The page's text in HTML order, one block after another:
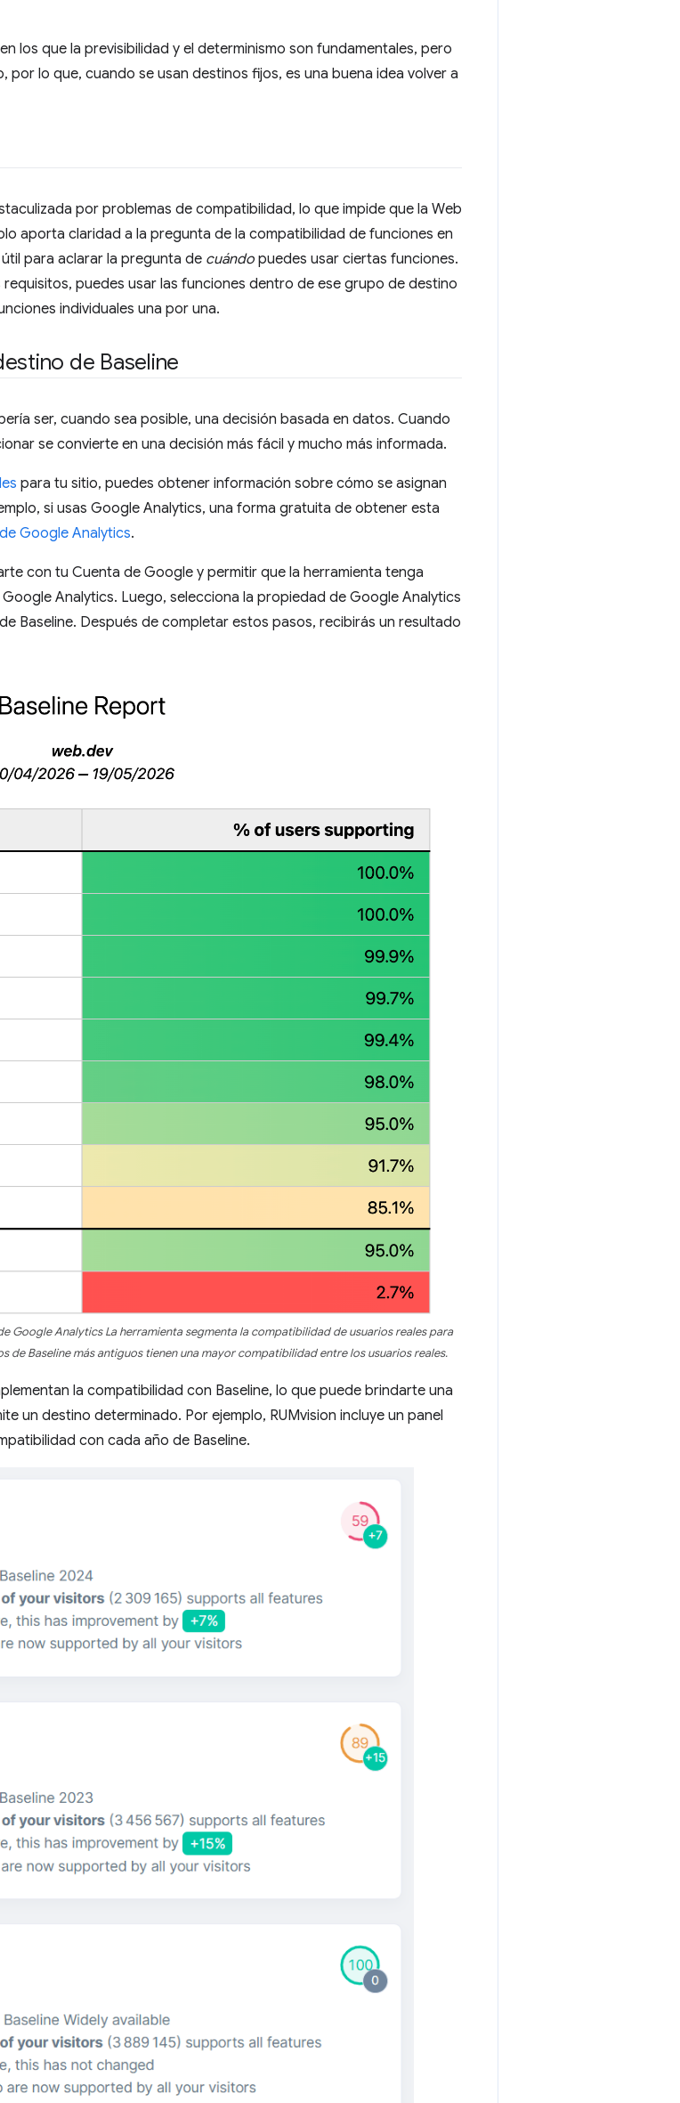
los que la previsibilidad y el determinismo son fundamentales, pero
lo que, cuando se usan destinos fijos, es una buena idea volver a
por problemas de compatibilidad, lo que impide que la Web
aporta claridad a la pregunta de la compatibilidad de funciones en
para aclarar la pregunta de cuándo puedes usar ciertas funciones.
puedes usar las funciones dentro de ese grupo de destino
individuales una por una.
de Baseline
ser, cuando sea posible, una decisión basada en datos. Cuando
se convierte en una decisión más fácil y mucho más informada.
para tu sitio, puedes obtener información sobre cómo se asignan
si usas Google Analytics, una forma gratuita de obtener esta
Google Analytics.
con tu Cuenta de Google y permitir que la herramienta tenga
Analytics. Luego, selecciona la propiedad de Google Analytics
Baseline. Después de completar estos pasos, recibirás un resultado
Google Analytics La herramienta segmenta la compatibilidad de usuarios reales para
de Baseline más antiguos tienen una mayor compatibilidad entre los usuarios reales.
la compatibilidad con Baseline, lo que puede brindarte una
un destino determinado. Por ejemplo, RUMvision incluye un panel
con cada año de Baseline.